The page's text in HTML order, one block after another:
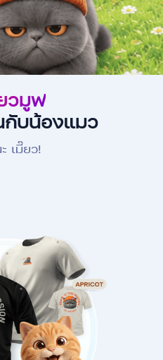
วมูฟ
กับน้องแมว
เมี๊ยว!